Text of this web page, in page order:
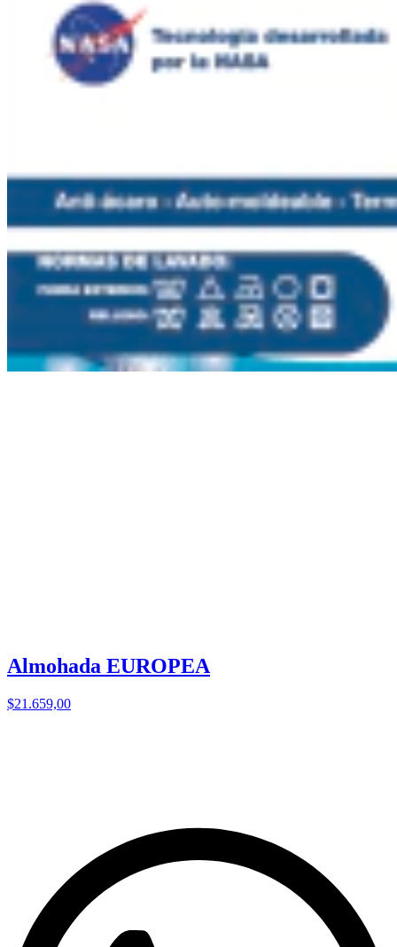
Almohada EUROPEA
$21.659,00